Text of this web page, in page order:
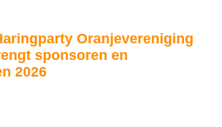
Oranjevereniging
sponsoren en
2026